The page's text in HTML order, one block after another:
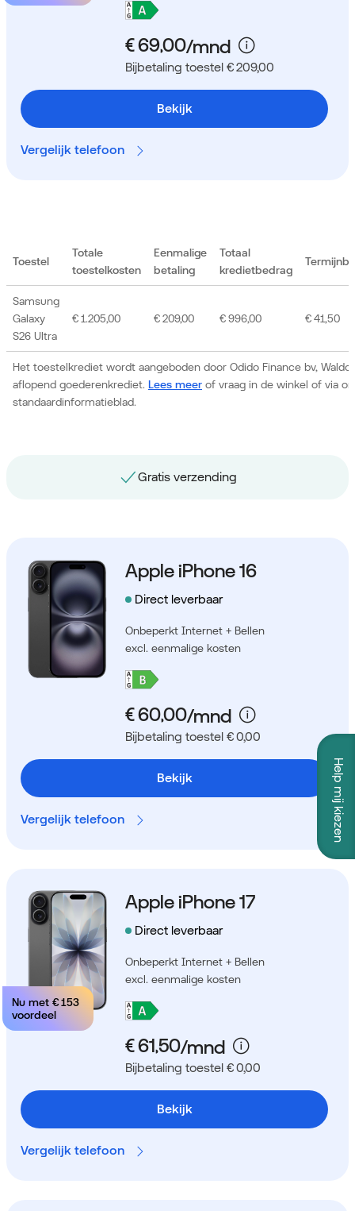
Bijbetaling toestel € 209,00
Bekijk
Vergelijk telefoon
Toestel
Totale
toestelkosten
Eenmalige
betaling
Totaal
kredietbedrag
Het toestelkrediet wordt aangeboden door Odido Finance bv,
aflopend goederenkrediet. Lees meer of vraag in de winkel of via
standaardinformatieblad.
Samsung
Galaxy
S26 Ultra
€ 1.205,00 € 209,00 € 996,00 € 41,50
Gratis nummerbehoud
Help mij kiezen
Apple iPhone 16
Direct leverbaar
Onbeperkt Internet + Bellen
excl. eenmalige kosten
Bijbetaling toestel € 0,00
Bekijk
Vergelijk telefoon
Nu met € 153
voordeel
Apple iPhone 17
Direct leverbaar
Onbeperkt Internet + Bellen
excl. eenmalige kosten
Bijbetaling toestel € 0,00
Bekijk
Vergelijk telefoon